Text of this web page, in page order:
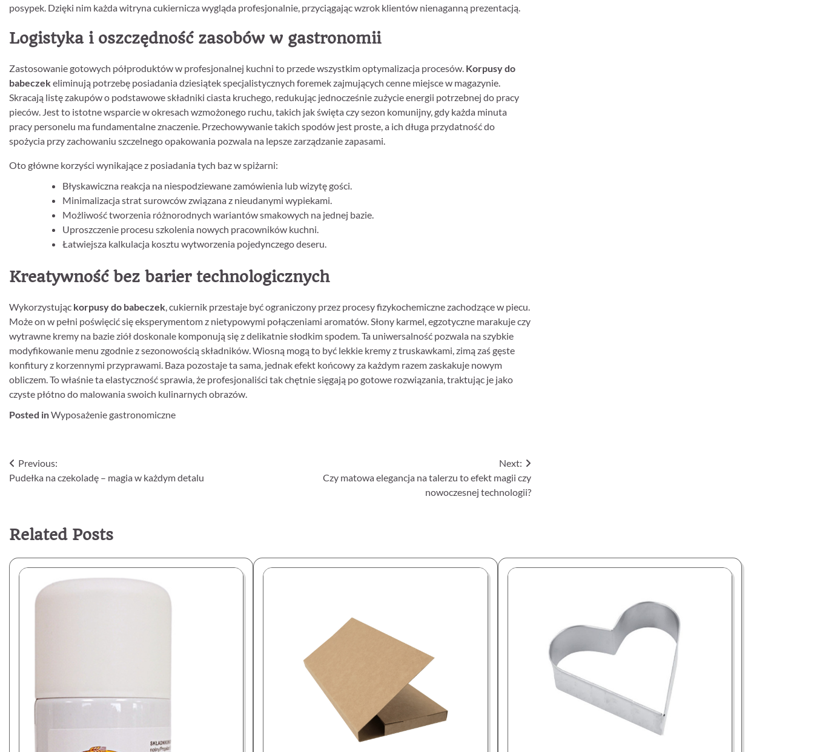
posypek. Dzięki nim każda witryna cukiernicza wygląda profesjonalnie, przyciągając wzrok klientów nienaganną prezentacją.
Logistyka i oszczędność zasobów w gastronomii
Zastosowanie gotowych półproduktów w profesjonalnej kuchni to przede wszystkim optymalizacja procesów. Korpusy do
babeczekeliminują potrzebę posiadania dziesiątek specjalistycznych foremek zajmujących cenne miejsce w magazynie.
Skracają listę zakupów o podstawowe składniki ciasta kruchego, redukując jednocześnie zużycie energii potrzebnej do pracy
pieców. Jest to istotne wsparcie w okresach wzmożonego ruchu, takich jak święta czy sezon komunijny, gdy każda minuta
pracy personelu ma fundamentalne znaczenie. Przechowywanie takich spodów jest proste, a ich długa przydatność do
spożycia przy zachowaniu szczelnego opakowania pozwala na lepsze zarządzanie zapasami.
Oto główne korzyści wynikające z posiadania tych baz w spiżarni:
Błyskawiczna reakcja na niespodziewane zamówienia lub wizytę gości.
Minimalizacja strat surowców związana z nieudanymi wypiekami.
Możliwość tworzenia różnorodnych wariantów smakowych na jednej bazie.
Uproszczenie procesu szkolenia nowych pracowników kuchni.
Łatwiejsza kalkulacja kosztu wytworzenia pojedynczego deseru.
Kreatywność bez barier technologicznych
Wykorzystując korpusy do babeczek , cukiernik przestaje być ograniczony przez procesy fizykochemiczne zachodzące w piecu.
Może on w pełni poświęcić się eksperymentom z nietypowymi połączeniami aromatów. Słony karmel, egzotyczne marakuje czy
wytrawne kremy na bazie ziół doskonale komponują się z delikatnie słodkim spodem. Ta uniwersalność pozwala na szybkie
modyfikowanie menu zgodnie z sezonowością składników. Wiosną mogą to być lekkie kremy z truskawkami, zimą zaś gęste
konfitury z korzennymi przyprawami. Baza pozostaje ta sama, jednak efekt końcowy za każdym razem zaskakuje nowym
obliczem. To właśnie ta elastyczność sprawia, że profesjonaliści tak chętnie sięgają po gotowe rozwiązania, traktując je jako
czyste płótno do malowania swoich kulinarnych obrazów.
Posted inWyposażenie gastronomiczne
Nawigacja
Previous:
Pudełka na czekoladę – magia w każdym detalu
Next:
Czy matowa elegancja na talerzu to efekt magii czy
nowoczesnej technologii?
Related Posts